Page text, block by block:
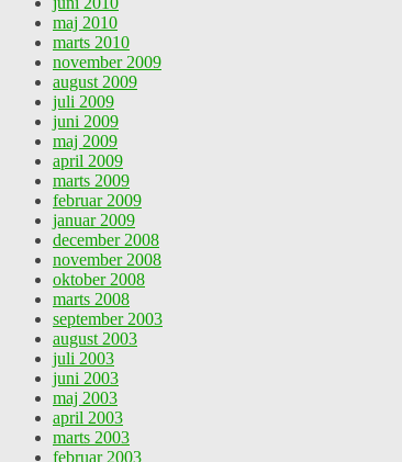
maj 2010
marts 2010
november 2009
august 2009
juli 2009
juni 2009
maj 2009
april 2009
marts 2009
februar 2009
januar 2009
december 2008
november 2008
oktober 2008
marts 2008
september 2003
august 2003
juli 2003
juni 2003
maj 2003
april 2003
marts 2003
februar 2003